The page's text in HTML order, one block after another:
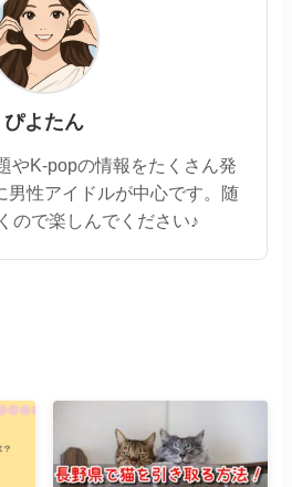
ぴよたん
やK-popの情報をたくさん発
男性アイドルが中心です。随
ので楽しんでください♪